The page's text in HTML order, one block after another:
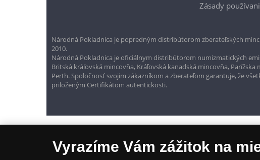
Zásady
Národná Pokladnica je popredným distribútorom zberateľských
2010.
Národná Pokladnica je oficiálnym distribútorom numizmatických
Britská kráľovská mincovňa, Kráľovská kanadská mincovňa,
Perth. Spoločnosť svojim zákazníkom a zberateľom garantuje, že
priloženým Certifikátom autentickosti.
Vyrazíme Vám zážitok na